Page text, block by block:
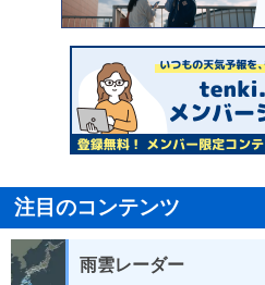
注目のコンテンツ
雨雲レーダー